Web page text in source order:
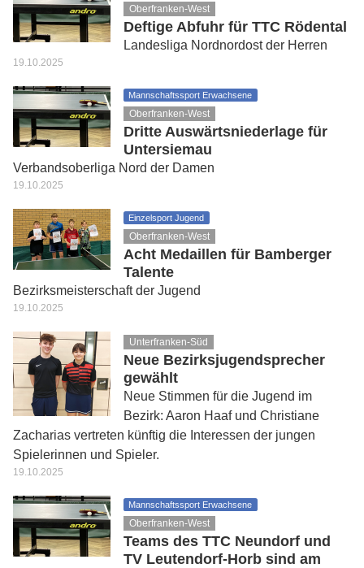
Oberfranken-West
Deftige Abfuhr für TTC Rödental
Landesliga Nordnordost der Herren
19.10.2025
Mannschaftssport Erwachsene
Oberfranken-West
Dritte Auswärtsniederlage für
Untersiemau
Verbandsoberliga Nord der Damen
19.10.2025
Einzelsport Jugend
Oberfranken-West
Acht Medaillen für Bamberger
Talente
Bezirksmeisterschaft der Jugend
19.10.2025
Unterfranken-Süd
Neue Bezirksjugendsprecher
gewählt
Neue Stimmen für die Jugend im
Bezirk: Aaron Haaf und Christiane
Zacharias vertreten künftig die Interessen der jungen
Spielerinnen und Spieler.
19.10.2025
Mannschaftssport Erwachsene
Oberfranken-West
Teams des TTC Neundorf und
TV Leutendorf-Horb sind am